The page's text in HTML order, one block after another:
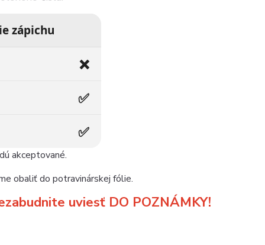
zápichu
❌
✅
✅
akceptované.
obaliť do potravinárskej fólie.
uviesť DO POZNÁMKY!